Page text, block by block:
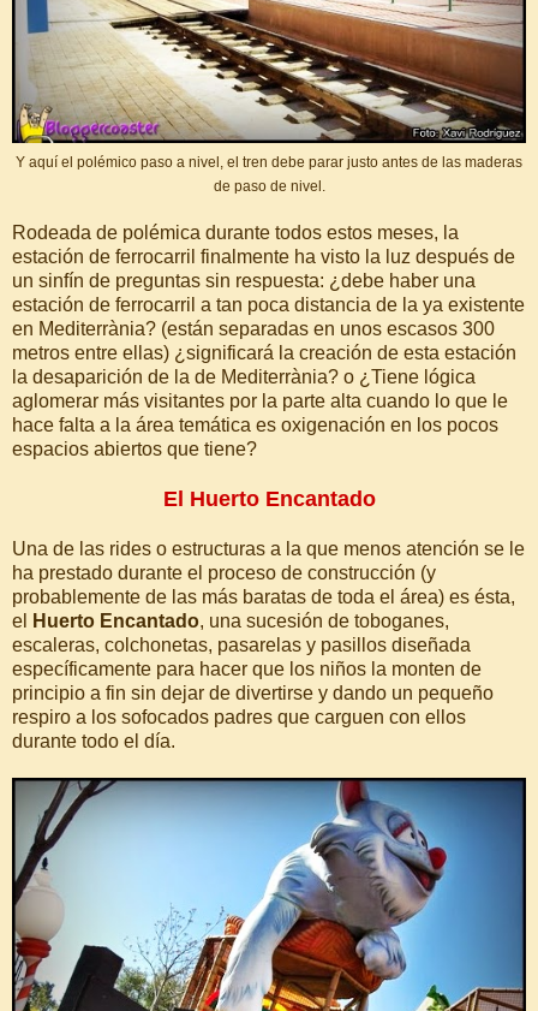
Y aquí el polémico paso a nivel, el tren debe parar justo antes de las maderas
de paso de nivel.
Rodeada de polémica durante todos estos meses, la
estación de ferrocarril finalmente ha visto la luz después de
un sinfín de preguntas sin respuesta: ¿debe haber una
estación de ferrocarril a tan poca distancia de la ya existente
en Mediterrània? (están separadas en unos escasos 300
metros entre ellas) ¿significará la creación de esta estación
la desaparición de la de Mediterrània? o ¿Tiene lógica
aglomerar más visitantes por la parte alta cuando lo que le
hace falta a la área temática es oxigenación en los pocos
espacios abiertos que tiene?
El Huerto Encantado
Una de las rides o estructuras a la que menos atención se le
ha prestado durante el proceso de construcción (y
probablemente de las más baratas de toda el área) es ésta,
el
Huerto Encantado, una sucesión de toboganes,
escaleras, colchonetas, pasarelas y pasillos diseñada
específicamente para hacer que los niños la monten de
principio a fin sin dejar de divertirse y dando un pequeño
respiro a los sofocados padres que carguen con ellos
durante todo el día.